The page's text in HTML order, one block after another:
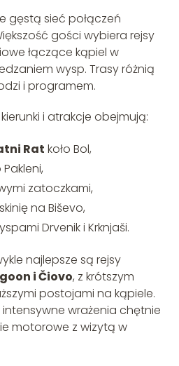
gęstą sieć połączeń
gości wybiera rejsy
łączące kąpiel w
wysp. Trasy różnią
i programem.
i atrakcje obejmują:
Rat koło Bol,
zatoczkami,
na Biševo,
Drvenik i Krknjaši.
najlepsze są rejsy
i Čiovo, z krótszym
postojami na kąpiele.
wrażenia chętnie
motorowe z wizytą w